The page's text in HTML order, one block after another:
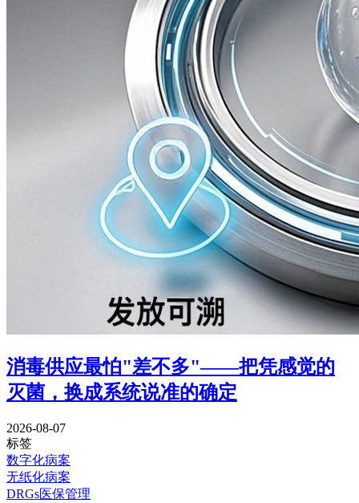
消毒供应最怕"差不多"——把凭感觉的
灭菌，换成系统说准的确定
2026-08-07
标签
数字化病案
无纸化病案
DRGs医保管理